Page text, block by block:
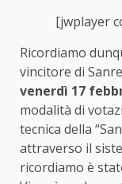
[jwplayer
Ricordiamo
vincitore di
venerdì 17
modalità di
tecnica della
attraverso il
ricordiamo è